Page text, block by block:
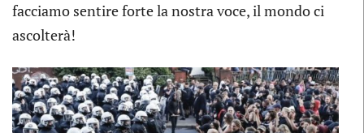
facciamo sentire forte la nostra voce, il mondo ci
ascolterà!